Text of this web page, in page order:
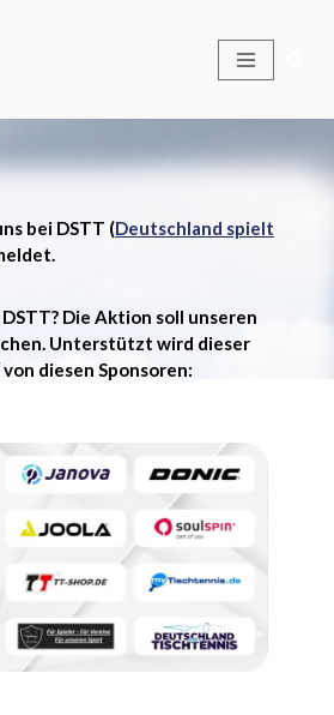
bei DSTT (Deutschland spielt
Die Aktion soll unseren
Unterstützt wird dieser
diesen Sponsoren: